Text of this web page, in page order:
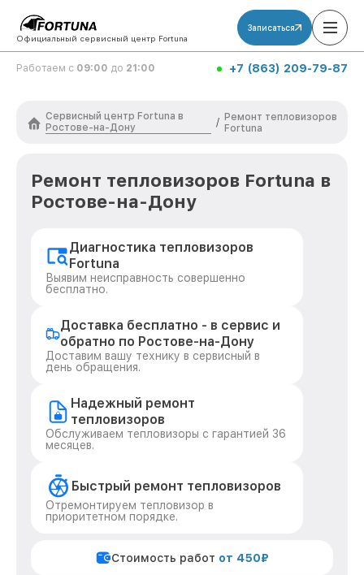
Официальный сервисный центр Fortuna
Записаться
Работаем с 09:00 до 21:00 +7 (863) 209-79-87
Сервисный центр Fortuna в
Ростове-на-Дону
/ Ремонт тепловизоров
Fortuna
Ремонт тепловизоров Fortuna в
Ростове-на-Дону
Диагностика тепловизоров
Fortuna
Выявим неисправность совершенно
бесплатно.
Доставка бесплатно - в сервис и
обратно по Ростове-на-Дону
Доставим вашу технику в сервисный в
день обращения.
Надежный ремонт
тепловизоров
Обслуживаем тепловизоры с гарантией 36
месяцев.
Быстрый ремонт тепловизоров
Отремонтируем тепловизор в
приоритетном порядке.
Стоимость работ от 450₽